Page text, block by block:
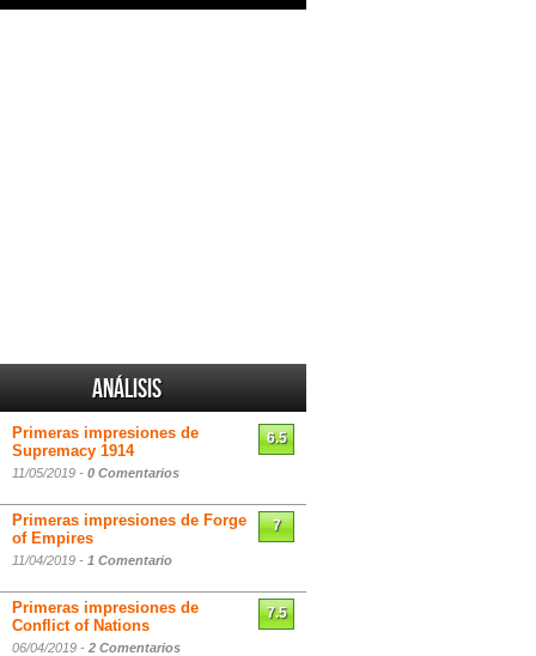
Análisis
Primeras impresiones de
Supremacy 1914
11/05/2019 - 0 Comentarios
6.5
Primeras impresiones de Forge
of Empires
11/04/2019 - 1 Comentario
7
Primeras impresiones de
Conflict of Nations
06/04/2019 - 2 Comentarios
7.5